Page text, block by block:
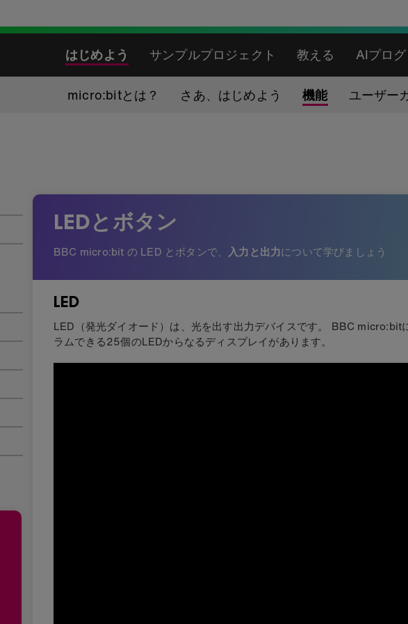
はじめよう サンプルプロジェクト 教える AIプロ
micro:bitとは？ さあ、はじめよう 機能 ユーザー
LEDとボタン
BBC micro:bit の LED とボタンで、 入力と出力について学びましょう
LED
LED（発光ダイオード）は、光を出す出力デバイスです。 BBC micro:bit
ラムできる25個のLEDからなるディスプレイがあります。